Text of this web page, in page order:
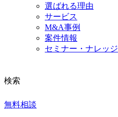
選ばれる理由
サービス
M&A事例
案件情報
セミナー・ナレッジ
検索
無料相談